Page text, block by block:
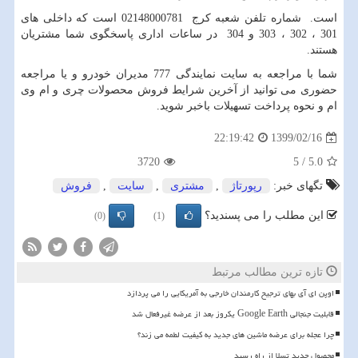
است. شماره تلفن شعبه کرج 02148000781 است که داخلی های
301 ، 302 ، 303 و 304 در ساعات اداری پاسخگوی شما مشتریان
هستند.
شما با مراجعه به سایت نمایندگی 777 مدیران خودرو و یا مراجعه
حضوری می توانید از آخرین شرایط فروش محصولات چری و ام وی
ام و نحوه پرداخت تسهیلات باخبر شوید.
1399/02/16
22:19:42
5.0
/
5
3720
تگهای خبر:
رپورتاژ , مشتری , سایت , فروش
این مطلب را می پسندید؟ (1)
(0)
تازه ترین مطالب مرتبط
اوپن ای آی بهای ترجیح کارمندان خارجی به آمریکایی را می پردازد
قابلیت جنجالی Google Earth یکروز بعد از عرضه غیرفعال شد
چرا عجله برای عرضه ماشین های جدید به کیفیت لطمه می زند؟